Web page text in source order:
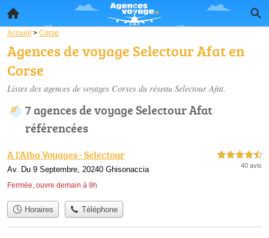
Accueil > Corse
Agences de voyage Selectour Afat en
Corse
Listes des agences de voyages Corses du réseau Selectour Afat.
7 agences de voyage Selectour Afat
référencées
A l'Alba Voyages - Selectour
Av. Du 9 Septembre, 20240 Ghisonaccia
Fermée, ouvre demain à 9h
4,5 étoiles sur 5
40 avis
Horaires Téléphone